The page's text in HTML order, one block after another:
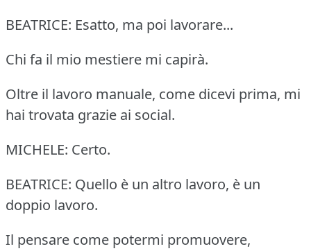
BEATRICE: Esatto, ma poi lavorare...
Chi fa il mio mestiere mi capirà.
Oltre il lavoro manuale, come dicevi prima, mi
hai trovata grazie ai social.
MICHELE: Certo.
BEATRICE: Quello è un altro lavoro, è un
doppio lavoro.
Il pensare come potermi promuovere,